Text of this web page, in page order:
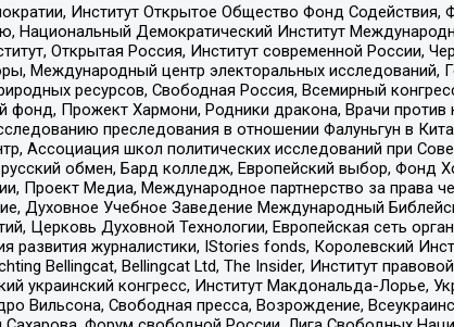
Институт Открытое Общество Фонд
Национальный Демократический Институт
Открытая Россия, Институт современной России,
Международный центр электоральных
ресурсов, Свободная Россия, Всемирный
Прожект Хармони, Родники дракона, Врачи против
преследования в отношении Фалуньгун в
Ассоциация школ политических исследований при
обмен, Бард колледж, Европейский выбор,
Проект Медиа, Международное партнерство за права
Духовное Учебное Заведение Международный
Церковь Духовной Технологии, Европейская сеть
журналистики, IStories fonds, Королевский
Bellingcat, Bellingcat Ltd, The Insider, Институт
украинский конгресс, Институт Макдональда-Лорье,
Вильсона, Свободная пресса, Возрождение,